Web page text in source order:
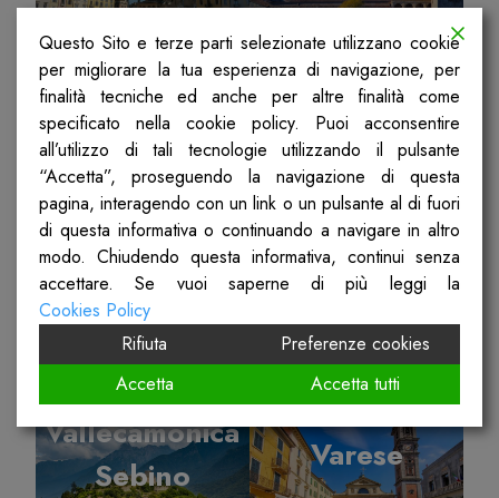
Milano Pavia
Sondrio Ticino Olona
Vallecamonica
Sebino
Varese
Questo Sito e terze parti selezionate utilizzano cookie
per migliorare la tua esperienza di navigazione, per
finalità tecniche ed anche per altre finalità come
specificato nella cookie policy. Puoi acconsentire
all’utilizzo di tali tecnologie utilizzando il pulsante
“Accetta”, proseguendo la navigazione di questa
pagina, interagendo con un link o un pulsante al di fuori
di questa informativa o continuando a navigare in altro
modo. Chiudendo questa informativa, continui senza
accettare. Se vuoi saperne di più leggi la
Cookies Policy
Rifiuta
Preferenze cookies
Accetta
Accetta tutti